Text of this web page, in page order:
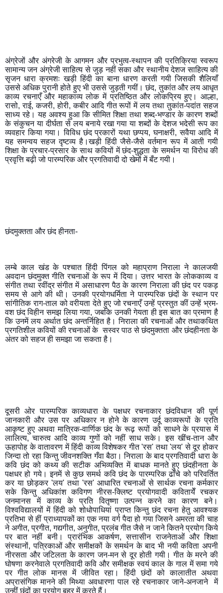
अंग्रेजों और अंगरेजी के आगमन और प्रभुत्व-स्थापन की प्रतिक्रिया स्वरूप
सामान्य जन अंग्रेजी साहित्य से जुड़ नहीं सका और स्थानीय देशज साहित्य की
सृजन धारा क्रमशः खड़ी हिंदी का बाना धारण करती गयी जिसकी शैलियाँ
उससे अधिक पुरानी होते हुए भी उससे जुड़ती गयीं। छंद, तुकांत और लय आधृत
काव्य रचनाएँ और महाकाव्य लोक में प्रतिष्ठित और लोकप्रिय हुए। आल्हा,
रासो, राई, कजरी, होरी, कबीर आदि गीत रूपों में लय तथा तुकांत-पदांत सहज
साध्य रहे। यह अवश्य हुआ कि सीमित शिक्षा तथा शब्द-भण्डार के कारण शब्दों
के संकुचन या दीर्घता से लय बनाये रखा गया या शब्दों के देशज भदेसी रूप का
व्यवहार किया गया। विविध छंद प्रकारों यथा छप्पय, घनाक्षरी, सवैया आदि में
यह समन्वय सहज दृष्टव्य है।खड़ी हिंदी जैसे-जैसे वर्तमान रूप में आती गयी
शिक्षा के प्रचार-प्रसार के साथ कवियों में छंद-शुद्धता के समर्थन या विरोध की
प्रवृत्ति बढ़ी जो पारम्परिक और प्रगतिवादी दो खेमों में बँट गयी।
छंदमुक्तता और छंद हीनता-
लम्बे काल खंड के पश्चात हिंदी पिंगल को महाप्राण निराला ने कालजयी
अवदान छंदमुक्त गीति रचनाओं के रूप में दिया। उत्तर भारत के लोककाव्य व
संगीत तथा रवींद्र संगीत में असाधारण पैठ के कारण निराला की छंद पर पकड़
समय से आगे की थी। उनकी प्रयोगधर्मिता ने पारम्परिक छंदों के स्थान पर
सांगीतिक राग-ताल को वरीयता देते हुए जो रचनाएँ उन्हें प्रस्तुत कीं उन्हें भ्रम-
वश छंद विहीन समझ लिया गया, जबकि उनकी गेयता ही इस बात का प्रमाण है
कि उनमें लय अर्थात छंद अन्तर्निहित है। निराला की रचनाओं और तथाकथित
प्रगतिशील कवियों की रचनाओं के  सस्वर पाठ से छंदमुक्तता और छंदहीनता के
अंतर को सहज ही समझा जा सकता है।
दूसरी ओर पारम्परिक काव्यधारा के पक्षधर रचनाकार छंदविधान की पूर्ण
जानकारी और उस पर अधिकार न होने के कारण उर्दू काव्यरूपों के प्रति
आकृष्ट हुए अथवा मात्रिक-वार्णिक छंद के रूढ़ रूपों को साधने के प्रयास में
लालित्य, चारुत्व आदि काव्य गुणों को नहीं साध सके। इस खींच-तान और
ऊहापोह के वातावरण में हिंदी काव्य विशेषकर गीत 'रस' तथा 'लय' से दूर होकर
जिन्दा तो रहा किन्तु जीवनशक्ति गँवा बैठा। निराला के बाद प्रगतिवादी धारा के
कवि छंद को कथ्य की सटीक अभिव्यक्ति में बाधक मानते हुए छंदहीनता के
पक्षधर हो गये। इनमें से कुछ समर्थ कवि छंद के पारम्परिक ढाँचे को परिवर्तित
कर या छोड़कर 'लय' तथा 'रस' आधारित रचनाओं से सार्थक रचना कर्मकार
सके किन्तु अधिकांश कविगण नीरस-क्लिष्ट प्रयोगवादी कवितायेँ रचकर
जनमानस में काव्य के प्रति वितृष्णा उत्पन्न करने का कारण बने।
विश्वविद्यालयों में हिंदी को शोधोपाधियां प्राप्त किन्तु छंद रचना हेतु आवश्यक
प्रतिभा से हीं प्राध्यापकों का एक नया वर्ग पैदा हो गया जिसने अमरता की चाह
ने अगीत, प्रगीत, गद्यगीत, अनुगीत, प्रलंब गीत जैसे न जाने कितने प्रयोग किये
पर बात नहीं बनी। प्रारंभिक आकर्षण, सत्तासीन राजनेताओं और शिक्षा
संस्थानों, पत्रिकाओं और समीक्षकों के समर्थन के बाद भी नयी कविता अपनी
नीरसता और जटिलता के कारण जन-मन से दूर होती गयी। गीत के मरने की
घोषणा करनेवाले प्रगतिवादी कवि और समीक्षक स्वयं काल के गाल में समा गये
पर गीत लोक मानस में जीवित रहा। हिंदी छंदों को कालातीत अथवा
अप्रासंगिक मानने की मिथ्या अवधारणा पाल रहे रचनाकार जाने-अनजाने  में
उन्हीं छंदों का प्रयोग बहर में करते हैं।